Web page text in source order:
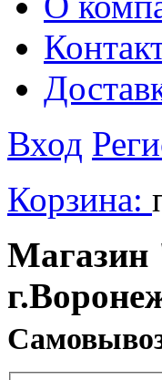
Вход
Корзина:
Магазин